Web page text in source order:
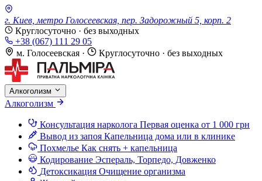
г. Киев, метро Голосеевская, пер. Задорожный 5, корп. 2
Круглосуточно · без выходных
+38 (067) 111 29 05
м. Голосеевская · Круглосуточно · без выходных
Алкоголизм
Алкоголизм
Консультация нарколога Первая оценка от 1 000 грн
Вывод из запоя Капельница дома или в клинике
Похмелье Как снять + капельница
Кодирование Эспераль, Торпедо, Довженко
Детоксикация Очищение организма